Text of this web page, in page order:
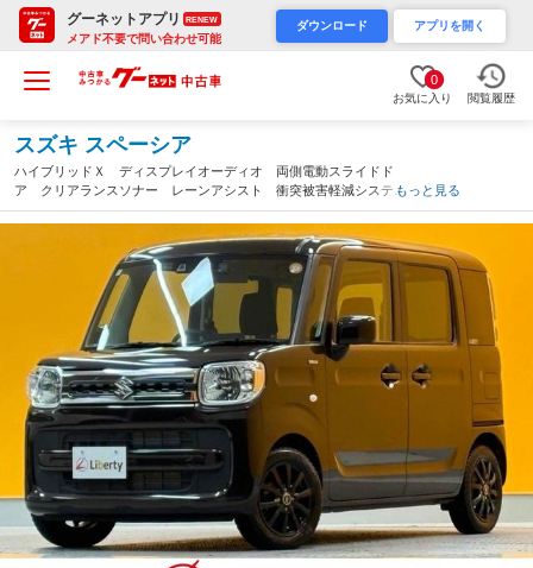
グーネットアプリ RENEW
メアド不要で問い合わせ可能
ダウンロード アプリを開く
0
お気に入り 閲覧履歴
スズキ スペーシア
ハイブリッドＸ ディスプレイオーディオ 両側電動スライドド
ア クリアランスソナー レーンアシスト 衝突被害軽減システ
ム オートライト スマートキー アイドリングストップ 電動格
納ミラー シートヒーター ベンチシート（福井県）
もっと見る